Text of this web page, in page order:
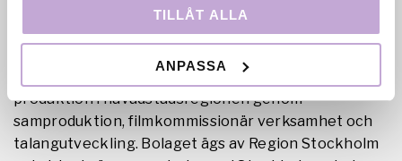
TILLÅT ALLA
ANPASSA
uppdrag att skapa förutsättningar för film- och tv-
produktion i huvudstadsregionen genom
samproduktion, filmkommissionär verksamhet och
talangutveckling. Bolaget ägs av Region Stockholm